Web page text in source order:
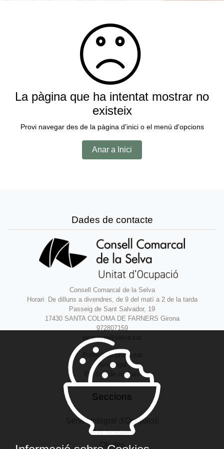
La pàgina que ha intentat mostrar no
existeix
Provi navegar des de la pàgina d'inici o el menú d'opcions
Anar a Inici
Dades de contacte
Consell Comarcal de la Selva
Horari: De dilluns a divendres, de 9 del matí a 2 de la tarda
Passeig de Sant Salvador, 19
17430 SANTA COLOMA DE FARNERS Girona
972807159
ocupacio@selva.cat
Política de privacitat
Avís legal
Política de cookies
Seccions
Servei Integral d'Ocupació
Sol·licitants
Ofertes